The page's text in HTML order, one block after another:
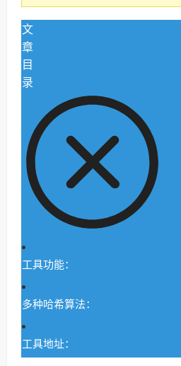
文
章
目
录
工具功能：
多种哈希算法：
工具地址：